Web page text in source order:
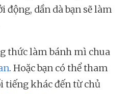
động, dần dà bạn sẽ làm
thức làm bánh mì chua
. Hoặc bạn có thể tham
tiếng khác đến từ chủ